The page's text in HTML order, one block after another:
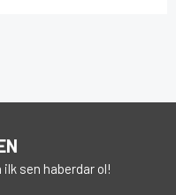
sen haberdar ol!